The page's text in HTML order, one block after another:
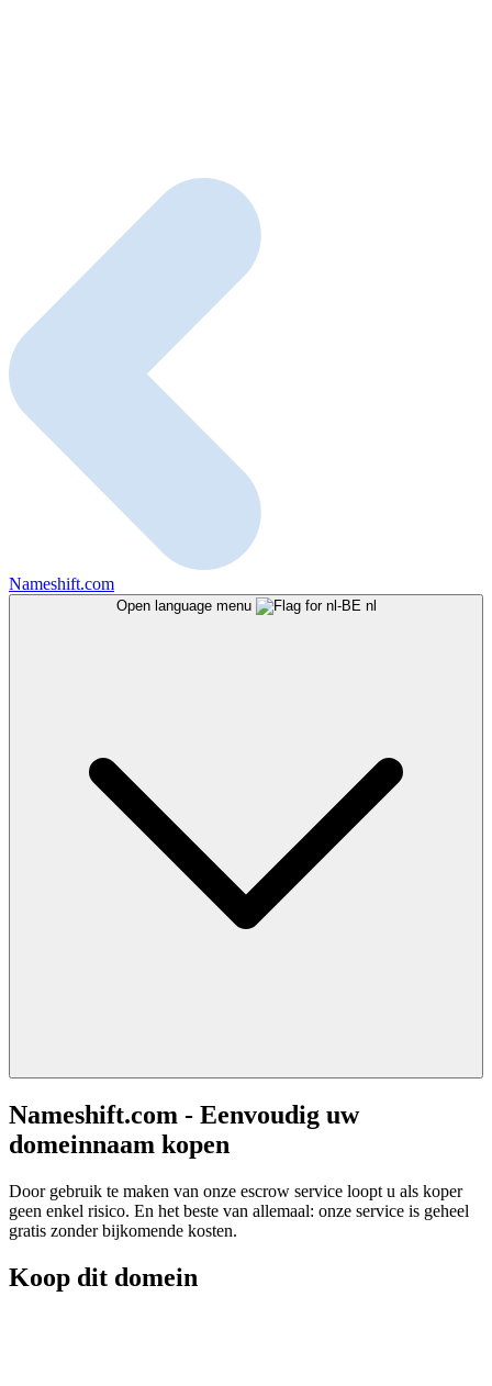
Nameshift.com
Open language menu nl
Nameshift.com - Eenvoudig uw
domeinnaam kopen
Door gebruik te maken van onze escrow service loopt u als koper
geen enkel risico. En het beste van allemaal: onze service is geheel
gratis zonder bijkomende kosten.
Koop dit domein